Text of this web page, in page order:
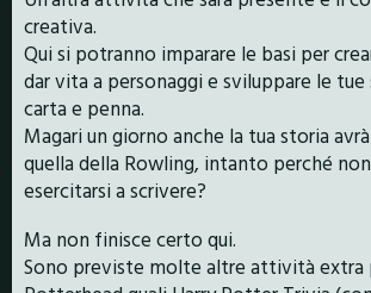
creativa.
Qui si potranno imparare le basi per
dar vita a personaggi e sviluppare le
carta e penna.
Magari un giorno anche la tua storia
quella della Rowling, intanto perché
esercitarsi a scrivere?
Ma non finisce certo qui.
Sono previste molte altre attività extra